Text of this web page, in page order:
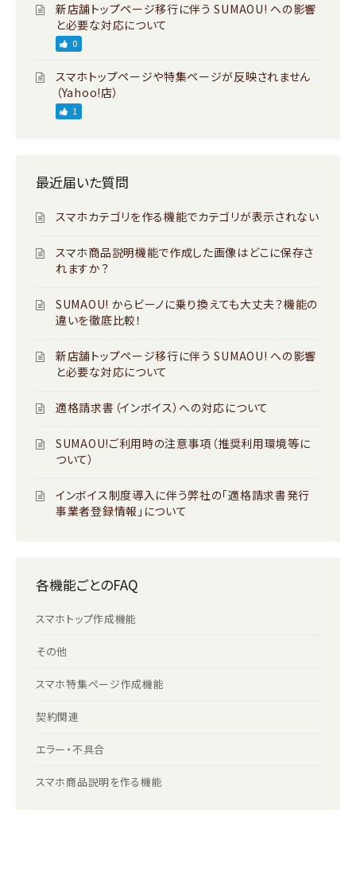
新店舗トップページ移行に伴う SUMAOU! への影響
と必要な対応について
0
スマホトップページや特集ページが反映されません
（Yahoo!店）
1
最近届いた質問
スマホカテゴリを作る機能でカテゴリが表示されない
スマホ商品説明機能で作成した画像はどこに保存さ
れますか？
SUMAOU! からビーノに乗り換えても大丈夫？機能の
違いを徹底比較！
新店舗トップページ移行に伴う SUMAOU! への影響
と必要な対応について
適格請求書（インボイス）への対応について
SUMAOU!ご利用時の注意事項（推奨利用環境等に
ついて）
インボイス制度導入に伴う弊社の「適格請求書発行
事業者登録情報」について
各機能ごとのFAQ
スマホトップ作成機能
その他
スマホ特集ページ作成機能
契約関連
エラー・不具合
スマホ商品説明を作る機能